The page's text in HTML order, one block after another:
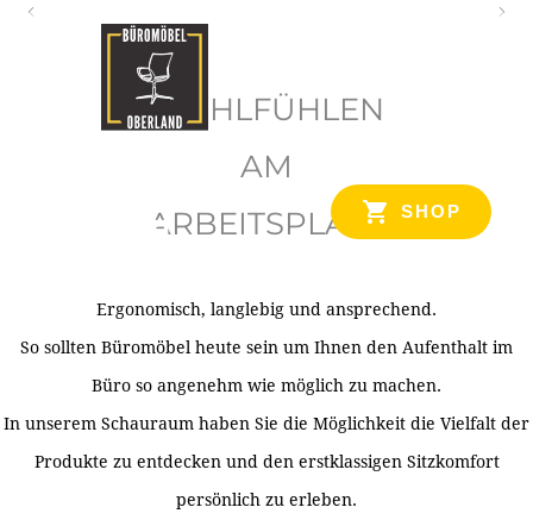
SHOP
WOHLFÜHLEN
AM
ARBEITSPLATZ
Ergonomisch, langlebig und ansprechend.
So sollten Büromöbel heute sein um Ihnen den Aufenthalt im
Büro so angenehm wie möglich zu machen.
In unserem Schauraum haben Sie die Möglichkeit die Vielfalt der
Produkte zu entdecken und den erstklassigen Sitzkomfort
persönlich zu erleben.